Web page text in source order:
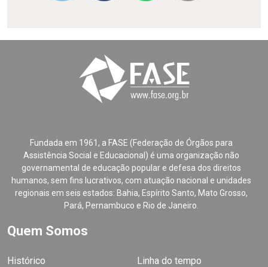
Fundada em 1961, a FASE (Federação de Órgãos para
Assistência Social e Educacional) é uma organização não
governamental de educação popular e defesa dos direitos
humanos, sem fins lucrativos, com atuação nacional e unidades
regionais em seis estados: Bahia, Espírito Santo, Mato Grosso,
Pará, Pernambuco e Rio de Janeiro.
Quem Somos
Histórico
Linha do tempo